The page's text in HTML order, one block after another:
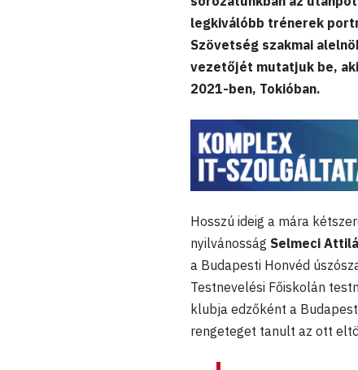
legkiválóbb trénerek
Szövetség szakmai
vezetőjét mutatjuk be,
2021-ben, Tokióban.
Hosszú ideig a mára
nyilvánosság Selmeci
a Budapesti Honvéd
Testnevelési Főiskolán
klubja edzőként a
rengeteget tanult az ott